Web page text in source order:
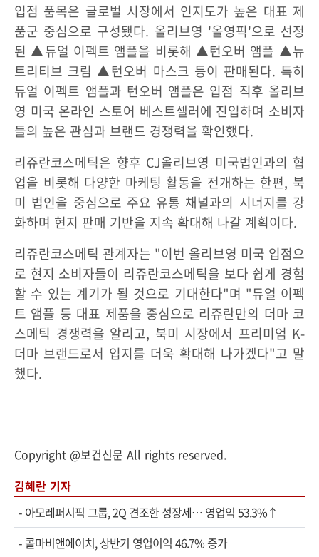
입점 품목은 글로벌 시장에서 인지도가 높은 대표 제
품군 중심으로 구성됐다. 올리브영 '올영픽'으로 선정
된 ▲듀얼 이펙트 앰플을 비롯해 ▲턴오버 앰플 ▲뉴
트리티브 크림 ▲턴오버 마스크 등이 판매된다. 특히
듀얼 이펙트 앰플과 턴오버 앰플은 입점 직후 올리브
영 미국 온라인 스토어 베스트셀러에 진입하며 소비자
들의 높은 관심과 브랜드 경쟁력을 확인했다.
리쥬란코스메틱은 향후 CJ올리브영 미국법인과의 협
업을 비롯해 다양한 마케팅 활동을 전개하는 한편, 북
미 법인을 중심으로 주요 유통 채널과의 시너지를 강
화하며 현지 판매 기반을 지속 확대해 나갈 계획이다.
리쥬란코스메틱 관계자는 "이번 올리브영 미국 입점으
로 현지 소비자들이 리쥬란코스메틱을 보다 쉽게 경험
할 수 있는 계기가 될 것으로 기대한다"며 "듀얼 이펙
트 앰플 등 대표 제품을 중심으로 리쥬란만의 더마 코
스메틱 경쟁력을 알리고, 북미 시장에서 프리미엄 K-
더마 브랜드로서 입지를 더욱 확대해 나가겠다"고 말
했다.
Copyright @보건신문 All rights reserved.
김혜란 기자
- 아모레퍼시픽 그룹, 2Q 견조한 성장세… 영업익 53.3%↑
-콜마비앤에이치, 상반기 영업이익 46.7% 증가